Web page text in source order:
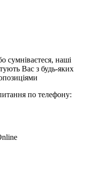
сумніваєтеся, наші
Вас з будь-яких
по телефону: